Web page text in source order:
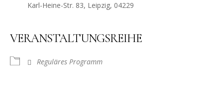
Karl-Heine-Str. 83, Leipzig, 04229
VERANSTALTUNGSREIHE
Reguläres Programm